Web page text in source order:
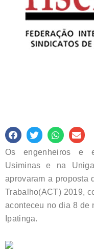
Os engenheiros e
Usiminas e na
aprovaram a proposta
Trabalho(ACT) 2019,
aconteceu no dia 8 de
Ipatinga.